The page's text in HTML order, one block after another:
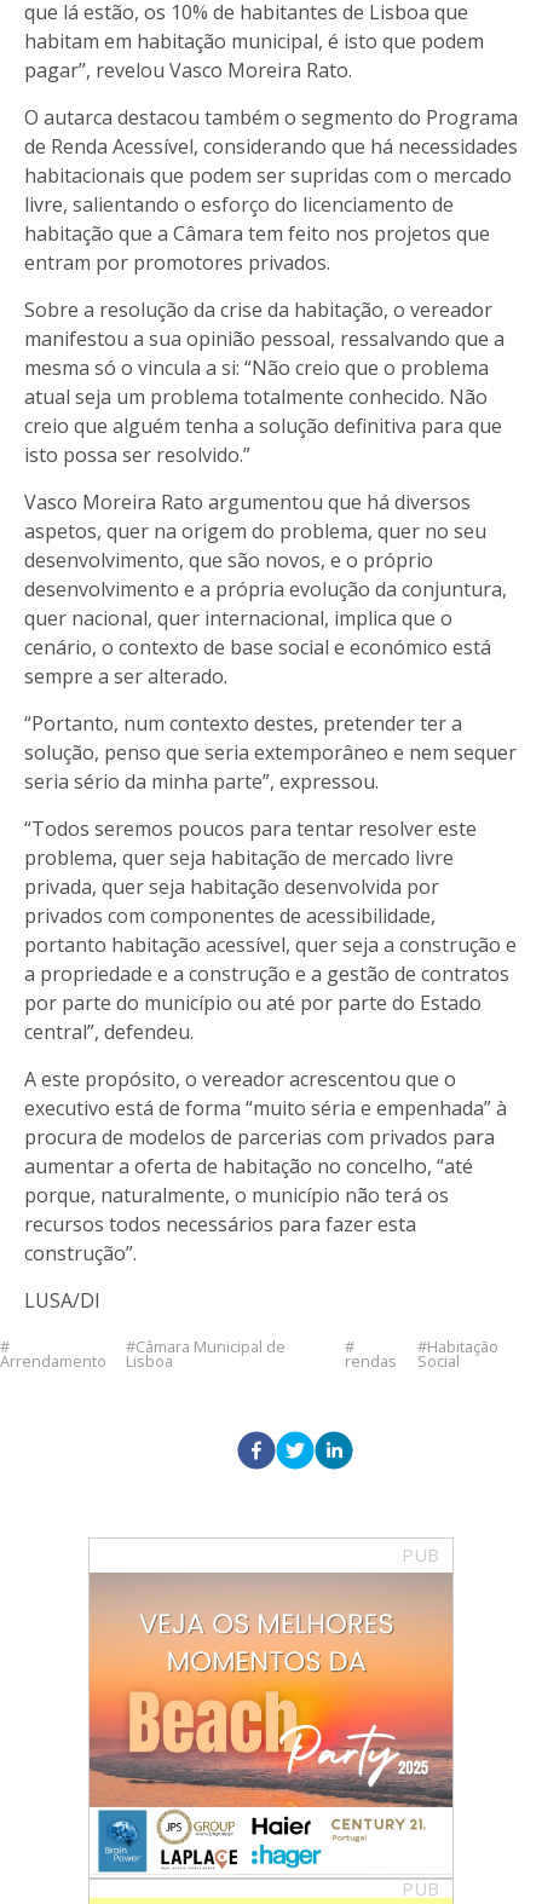
que lá estão, os 10% de habitantes de Lisboa que
habitam em habitação municipal, é isto que podem
pagar”, revelou Vasco Moreira Rato.
O autarca destacou também o segmento do Programa
de Renda Acessível, considerando que há necessidades
habitacionais que podem ser supridas com o mercado
livre, salientando o esforço do licenciamento de
habitação que a Câmara tem feito nos projetos que
entram por promotores privados.
Sobre a resolução da crise da habitação, o vereador
manifestou a sua opinião pessoal, ressalvando que a
mesma só o vincula a si: “Não creio que o problema
atual seja um problema totalmente conhecido. Não
creio que alguém tenha a solução definitiva para que
isto possa ser resolvido.”
Vasco Moreira Rato argumentou que há diversos
aspetos, quer na origem do problema, quer no seu
desenvolvimento, que são novos, e o próprio
desenvolvimento e a própria evolução da conjuntura,
quer nacional, quer internacional, implica que o
cenário, o contexto de base social e económico está
sempre a ser alterado.
“Portanto, num contexto destes, pretender ter a
solução, penso que seria extemporâneo e nem sequer
seria sério da minha parte”, expressou.
“Todos seremos poucos para tentar resolver este
problema, quer seja habitação de mercado livre
privada, quer seja habitação desenvolvida por
privados com componentes de acessibilidade,
portanto habitação acessível, quer seja a construção e
a propriedade e a construção e a gestão de contratos
por parte do município ou até por parte do Estado
central”, defendeu.
A este propósito, o vereador acrescentou que o
executivo está de forma “muito séria e empenhada” à
procura de modelos de parcerias com privados para
aumentar a oferta de habitação no concelho, “até
porque, naturalmente, o município não terá os
recursos todos necessários para fazer esta
construção”.
LUSA/DI
Arrendamento
Câmara Municipal de
Lisboa rendas
Habitação
Social
PUB
PUB